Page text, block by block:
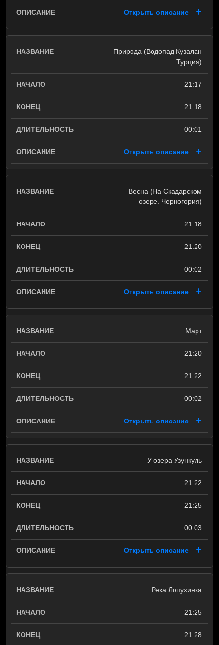
Открыть описание
Природа (Водопад Кузалан
Турция)
21:17
21:18
00:01
Открыть описание
Весна (На Скадарском
озере. Черногория)
21:18
21:20
00:02
Открыть описание
Март
21:20
21:22
00:02
Открыть описание
У озера Узункуль
21:22
21:25
00:03
Открыть описание
Река Лопухинка
21:25
21:28